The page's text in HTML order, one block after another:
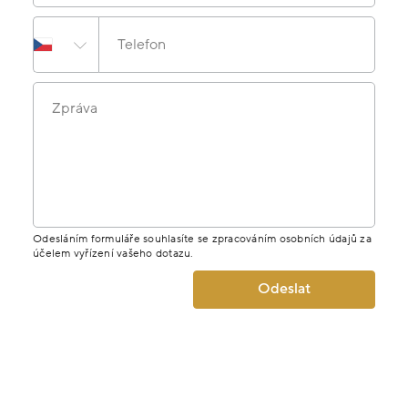
Telefon
Zpráva
Odesláním formuláře souhlasíte se zpracováním osobních údajů za
účelem vyřízení vašeho dotazu.
Odeslat